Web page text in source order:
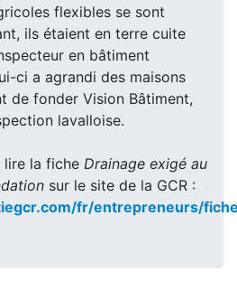
flexibles se sont
ils étaient en terre cuite
en bâtiment
ci a agrandi des maisons
de fonder Vision Bâtiment,
lavalloise.
lire la fiche Drainage exigé au
sur le site de la GCR :
fr/entrepreneurs/